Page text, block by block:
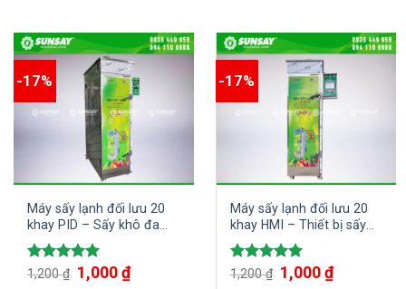
-17%
Máy sấy lạnh đối lưu 20
khay PID – Sấy khô đa
dạng các loại nguyên liệu,
nông sản, dược liệu,…
Được xếp
5.00
1,200₫ 1,000₫
-17%
Máy sấy lạnh đối lưu 20
khay HMI – Thiết bị sấy
tiên tiến, đa năng cho ra
sản phẩm chất lượng cao
Được xếp
5.00
1,200₫ 1,000₫